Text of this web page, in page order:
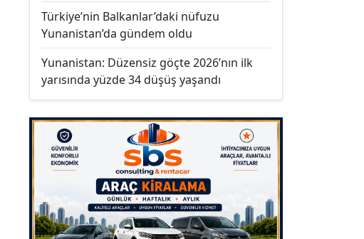
Türkiye’nin Balkanlar’daki nüfuzu
Yunanistan’da gündem oldu
Yunanistan: Düzensiz göçte 2026’nın ilk
yarısında yüzde 34 düşüş yaşandı